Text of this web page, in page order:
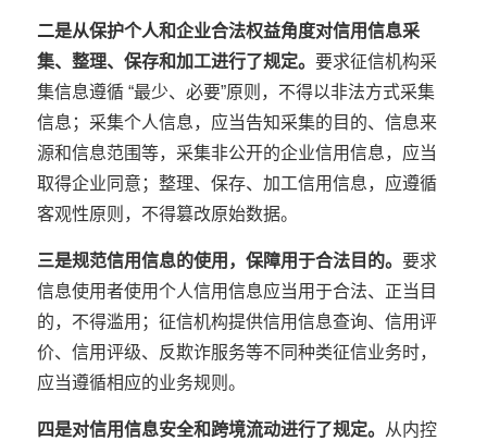
二是从保护个人和企业合法权益角度对信用信息采
集、整理、保存和加工进行了规定。 要求征信机构采
集信息遵循 “最少、必要”原则，不得以非法方式采集
信息；采集个人信息，应当告知采集的目的、信息来
源和信息范围等，采集非公开的企业信用信息，应当
取得企业同意；整理、保存、加工信用信息，应遵循
客观性原则，不得篡改原始数据。
三是规范信用信息的使用，保障用于合法目的。 要求
信息使用者使用个人信用信息应当用于合法、正当目
的，不得滥用；征信机构提供信用信息查询、信用评
价、信用评级、反欺诈服务等不同种类征信业务时，
应当遵循相应的业务规则。
四是对信用信息安全和跨境流动进行了规定。 从内控